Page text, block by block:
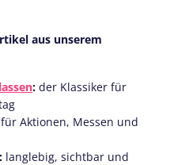
aus unserem
: der Klassiker für
Aktionen, Messen und
: langlebig, sichtbar und